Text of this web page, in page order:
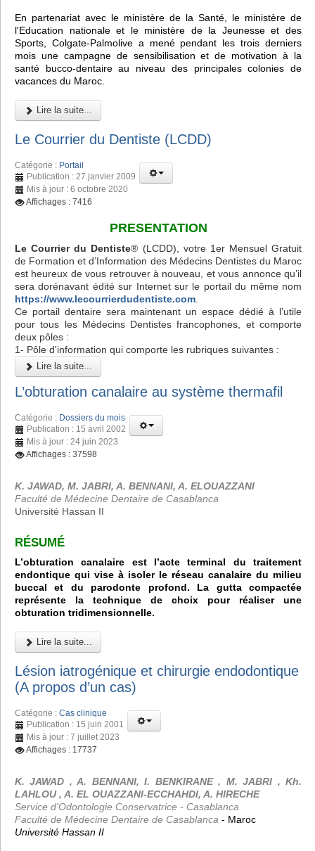
En partenariat avec le ministère de la Santé, le ministère de
l'Education nationale et le ministère de la Jeunesse et des
Sports, Colgate-Palmolive a mené pendant les trois derniers
mois une campagne de sensibilisation et de motivation à la
santé bucco-dentaire au niveau des principales colonies de
vacances du Maroc.
Lire la suite...
Le Courrier du Dentiste (LCDD)
Catégorie : Portail
Publication : 27 janvier 2009
Mis à jour : 6 octobre 2020
Affichages : 7416
PRESENTATION
Le Courrier du Dentiste® (LCDD), votre 1er Mensuel Gratuit
de Formation et d’Information des Médecins Dentistes du Maroc
est heureux de vous retrouver à nouveau, et vous annonce qu’il
sera dorénavant édité sur Internet sur le portail du même nom
https://www.lecourrierdudentiste.com
Ce portail dentaire sera maintenant un espace dédié à l’utile
pour tous les Médecins Dentistes francophones, et comporte
deux pôles :
1- Pôle d'information qui comporte les rubriques suivantes :
Lire la suite...
L’obturation canalaire au système thermafil
Catégorie : Dossiers du mois
Publication : 15 avril 2002
Mis à jour : 24 juin 2023
Affichages : 37598
K. JAWAD, M. JABRI, A. BENNANI, A. ELOUAZZANI
Faculté de Médecine Dentaire de Casablanca
Université Hassan II
RÉSUMÉ
L’obturation canalaire est l’acte terminal du traitement
endontique qui vise à isoler le réseau canalaire du milieu
buccal et du parodonte profond. La gutta compactée
représente la technique de choix pour réaliser une
obturation tridimensionnelle.
Lire la suite...
Lésion iatrogénique et chirurgie endodontique
(A propos d’un cas)
Catégorie : Cas clinique
Publication : 15 juin 2001
Mis à jour : 7 juillet 2023
Affichages : 17737
K. JAWAD , A. BENNANI, I. BENKIRANE , M. JABRI , Kh.
LAHLOU , A. EL OUAZZANI-ECCHAHDI, A. HIRECHE
Service d'Odontologie Conservatrice - Casablanca
Faculté de Médecine Dentaire de Casablanca - Maroc
Université Hassan II